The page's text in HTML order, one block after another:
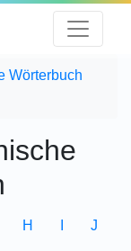
Wörterbuch
H J